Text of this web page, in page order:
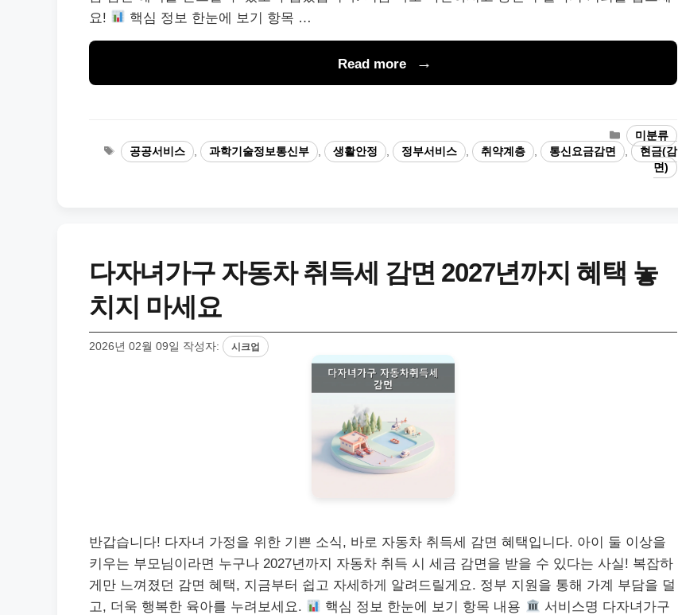
요!
핵심 정보 한눈에 보기 항목 …
Read more
카
테
고
미분류
태
그
공공서비스 과학기술정보통신부 생활안정 정부서비스 취약계층 통신요금감면
현금(감
면)
다자녀가구 자동차 취득세 감면 2027년까지 혜택 놓
치지 마세요
2026년 02월 09일 작성자: 시크업
반갑습니다! 다자녀 가정을 위한 기쁜 소식, 바로 자동차 취득세 감면 혜택입니다. 아이 둘 이상을
키우는 부모님이라면 누구나 2027년까지 자동차 취득 시 세금 감면을 받을 수 있다는 사실! 복잡하
게만 느껴졌던 감면 혜택, 지금부터 쉽고 자세하게 알려드릴게요. 정부 지원을 통해 가계 부담을 덜
고, 더욱 행복한 육아를 누려보세요.
핵심 정보 한눈에 보기 항목 내용
서비스명 다자녀가구